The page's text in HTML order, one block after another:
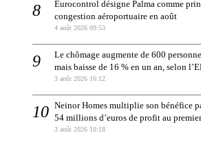
Eurocontrol désigne Palma comme
congestion aéroportuaire en août
4 août 2026 09:53
Le chômage augmente de 600
mais baisse de 16 % en un an, selon
3 août 2026 16:12
Neinor Homes multiplie son bénéfice
54 millions d’euros de profit au
3 août 2026 10:18